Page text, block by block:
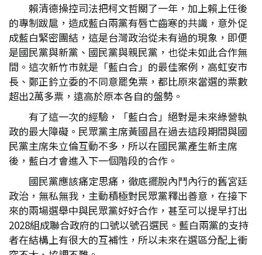
賴清德操控司法把柯文哲關了一年，加上賴上任後
的專制跋扈，造成藍白兩黨有唇亡齒寒的共識，意外促
成藍白緊密團結，這是台灣政治從未有過的現象，即便
是國民黨與新黨、國民黨與親民黨，也從未如此合作無
間。這次新竹市就是「藍白合」的最佳案例，高虹安市
長、鄭正鈐立委的不同意罷免票，都比原來當選的票數
超出2萬多票，遠高於原本各自的盤勢。
有了這一次的經驗，「藍白合」絕對是未來綠營執
政的最大障礙。民眾黨主席黃國昌在過去這段期間與國
民黨主席朱立倫互動不多，所以在國民黨產生新主席
後，藍白才會進入下一個階段的合作。
國民黨應該痛定思痛，徹底擺脫內鬥內行的舊宮廷
政治，無私無我，主動積極對民眾黨釋出善意，在接下
來的兩場選舉中與民眾黨好好合作，甚至可以提早打出
2028組成聯合政府的口號以號召選民。藍白兩黨的支持
者在結構上有很大的互補性，所以未來在選區分配上衝